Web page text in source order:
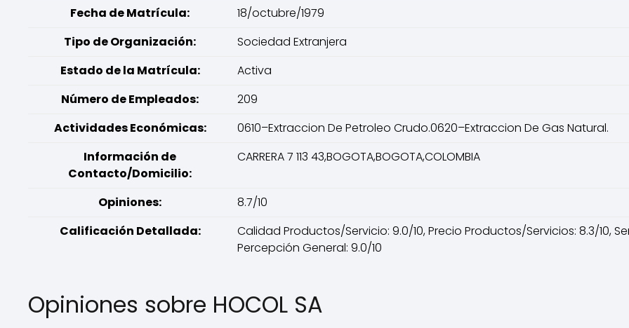
Fecha de Matrícula:
18/octubre/1979
Tipo de Organización:
Sociedad Extranjera
Estado de la Matrícula:
Activa
Número de Empleados:
209
Actividades Económicas:
0610–Extraccion De Petroleo Crudo.0620–Extraccion De Gas Natural.
Información de
Contacto/Domicilio:
CARRERA 7 113 43,BOGOTA,BOGOTA,COLOMBIA
Opiniones:
8.7/10
Calificación Detallada:
Calidad Productos/Servicio: 9.0/10, Precio Productos/Servicios: 8.3/10,
Percepción General: 9.0/10
Opiniones sobre HOCOL SA